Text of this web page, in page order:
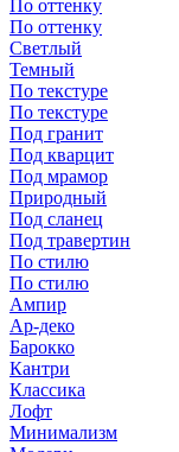
По оттенку
По оттенку
Светлый
Темный
По текстуре
По текстуре
Под гранит
Под кварцит
Под мрамор
Природный
Под сланец
Под травертин
По стилю
По стилю
Ампир
Ар-деко
Барокко
Кантри
Классика
Лофт
Минимализм